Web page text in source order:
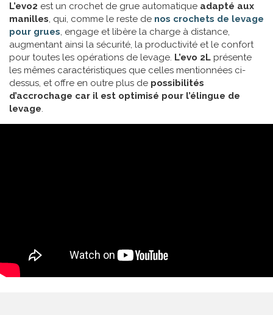
L’evo2 est un crochet de grue automatique adapté aux
manilles, qui, comme le reste de nos crochets de levage
pour grues, engage et libère la charge à distance,
augmentant ainsi la sécurité, la productivité et le confort
pour toutes les opérations de levage. L’evo 2L présente
les mêmes caractéristiques que celles mentionnées ci-
dessus, et offre en outre plus de possibilités
d’accrochage car il est optimisé pour l’élingue de
levage.